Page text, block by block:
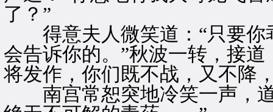
了？”
得意夫人微笑道：“只要你
会告诉你的。”秋波一转，接
将发作，你们既不战，又不降
南宫常恕突地冷笑一声，道